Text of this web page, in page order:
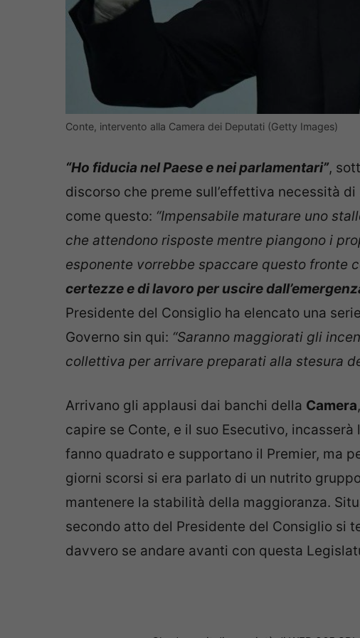
Conte, intervento alla Camera dei Deputati (Getty Images)
“Ho fiducia nel Paese e nei parlamentari”,
discorso che preme sull’effettiva necessità
come questo: “Impensabile maturare uno
che attendono risposte mentre piangono i
esponente vorrebbe spaccare questo fronte
certezze e di lavoro per uscire
Presidente del Consiglio ha elencato una
Governo sin qui: “Saranno maggiorati gli
collettiva per arrivare preparati alla stesura
Arrivano gli applausi dai banchi della Camera
capire se Conte, e il suo Esecutivo,
fanno quadrato e supportano il Premier, ma
giorni scorsi si era parlato di un nutrito
mantenere la stabilità della maggioranza.
secondo atto del Presidente del Consiglio si
davvero se andare avanti con questa